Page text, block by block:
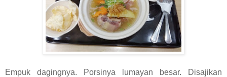
Empuk dagingnya. Porsinya lumayan besar. Disajikan